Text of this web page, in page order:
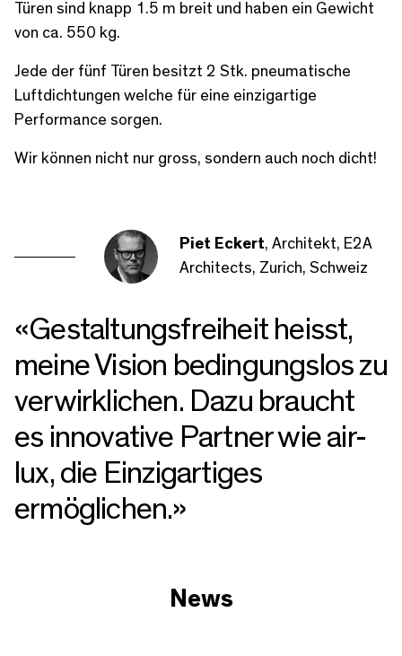
Türen sind knapp 1.5 m breit und haben ein Gewicht
von ca. 550 kg.
Jede der fünf Türen besitzt 2 Stk. pneumatische
Luftdichtungen welche für eine einzigartige
Performance sorgen.
Wir können nicht nur gross, sondern auch noch dicht!
Piet Eckert, Architekt, E2A
Architects, Zurich, Schweiz
«Gestaltungsfreiheit heisst,
meine Vision bedingungslos zu
verwirklichen. Dazu braucht
es innovative Partner wie air-
lux, die Einzigartiges
ermöglichen.»
News